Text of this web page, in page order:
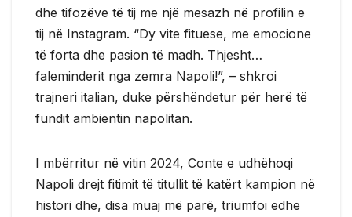
dhe tifozëve të tij me një mesazh në profilin e
tij në Instagram. “Dy vite fituese, me emocione
të forta dhe pasion të madh. Thjesht…
faleminderit nga zemra Napoli!”, – shkroi
trajneri italian, duke përshëndetur për herë të
fundit ambientin napolitan.
I mbërritur në vitin 2024, Conte e udhëhoqi
Napoli drejt fitimit të titullit të katërt kampion në
histori dhe, disa muaj më parë, triumfoi edhe